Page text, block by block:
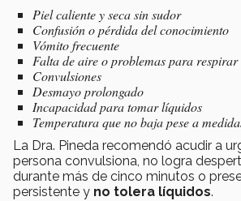
Piel caliente y seca sin sudor
Confusión o pérdida del conocimiento
Vómito frecuente
Falta de aire o problemas para respirar
Convulsiones
Desmayo prolongado
Incapacidad para tomar líquidos
Temperatura que no baja pese a
La Dra. Pineda recomendó acudir a
persona convulsiona, no logra
durante más de cinco minutos o
persistente y no tolera líquidos.